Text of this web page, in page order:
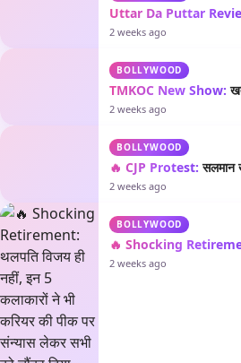
Uttar Da Puttar
2 weeks ago
BOLLYWOOD
TMKOC New Show:
2 weeks ago
BOLLYWOOD
🔥 CJP Protest: सलमान
2 weeks ago
BOLLYWOOD
🔥 Shocking
2 weeks ago